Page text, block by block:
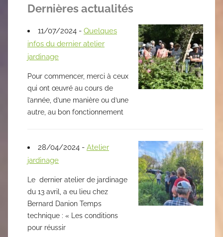
Dernières actualités
11/07/2024 - Quelques
infos du dernier atelier
jardinage
Pour commencer, merci à ceux
qui ont œuvré au cours de
l’année, d’une manière ou d’une
autre, au bon fonctionnement
28/04/2024 - Atelier
jardinage
Le dernier atelier de jardinage
du 13 avril, a eu lieu chez
Bernard Danion Temps
technique : « Les conditions
pour réussir